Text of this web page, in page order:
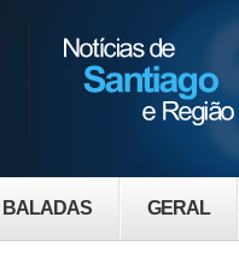
BALADAS GERAL